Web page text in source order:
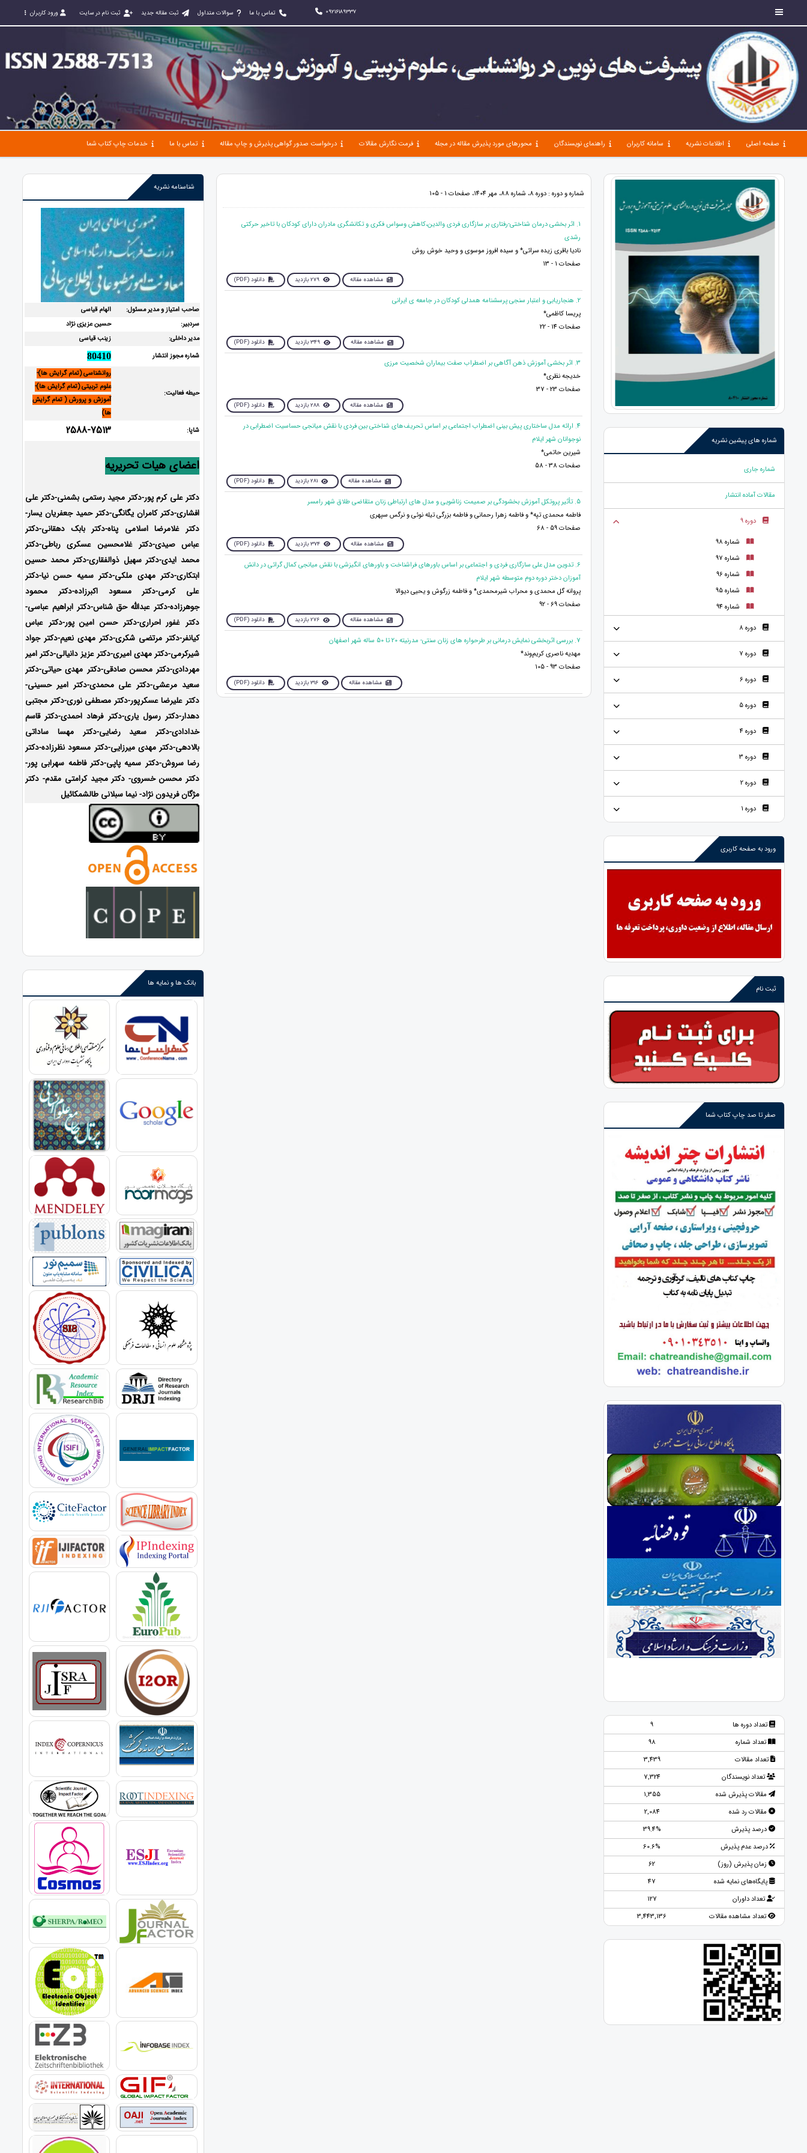
09216189337 تماس با ما سوالات متداول ثبت مقاله جدید ثبت نام در سایت ورود کاربران
صفحه اصلی اطلاعات نشریه سامانه کاربران راهنمای نویسندگان محورهای مورد پذیرش مقاله در مجله فرمت نگارش مقالات درخواست صدور گواهی پذیرش و چاپ مقاله تماس با ما خدمات چاپ کتاب شما
شماره های پیشین نشریه
شماره جاری
مقالات آماده انتشار
دوره 9
شماره 98
شماره 97
شماره 96
شماره 95
شماره 94
دوره 8
دوره 7
دوره 6
دوره 5
دوره 4
دوره 3
دوره 2
دوره 1
ورود به صفحه کاربری
ثبت نام
صفر تا صد چاپ کتاب شما
تعداد دوره ها
9
تعداد شماره
98
تعداد مقالات
3,439
تعداد نویسندگان
7,324
مقالات پذیرش شده
1,355
مقالات رد شده
2,084
درصد پذیرش
39.4%
درصد عدم پذیرش
60.6%
زمان پذیرش (روز)
62
پایگاه‌های نمایه شده
47
تعداد داوران
127
تعداد مشاهده مقالات
3,443,136
شماره و دوره : دوره 8، شماره 88، مهر 1404، صفحات 1 - 105
1. اثر بخشی درمان شناختی-رفتاری بر سازگاری فردی والدین،کاهش وسواس فکری و تکانشگری مادران دارای کودکان با تاخیر حرکتی
رشدی
نادیا باقری زیده سرائی* و سیده افروز موسوی و وحید خوش روش
صفحات 1 - 13
مشاهده مقاله 279 بازدید دانلود (PDF)
2. هنجاریابی و اعتبار سنجی پرسشنامه همدلی کودکان در جامعه ی ایرانی
پریسا کاظمی*
صفحات 14 - 22
مشاهده مقاله 349 بازدید دانلود (PDF)
3. اثر بخشی آموزش ذهن آگاهی بر اضطراب صفت بیماران شخصیت مرزی
خدیجه نظری*
صفحات 23 - 37
مشاهده مقاله 288 بازدید دانلود (PDF)
4. ارائه مدل ساختاری پیش بینی اضطراب اجتماعی بر اساس تحریف‌های شناختی بین فردی با نقش میانجی حساسیت اضطرابی در
نوجوانان شهر ایلام
شیرین حاتمی*
صفحات 38 - 58
مشاهده مقاله 281 بازدید دانلود (PDF)
5. تأثیر پروتکل آموزش بخشودگی بر صمیمت زناشویی و مدل های ارتباطی زنان متقاضی طلاق شهر رامسر
فاطمه محمدی تپه* و فاطمه زهرا رحمانی و فاطمه بزرگی تیله نوئی و نرگس سپهری
صفحات 59 - 68
مشاهده مقاله 374 بازدید دانلود (PDF)
6. تدوین مدل علی سازگاری فردی و اجتماعی بر اساس باورهای فراشناخت و باورهای انگیزشی با نقش میانجی کمال گرائی در دانش
آموزان دختر دوره دوم متوسطه شهر ایلام
پروانه گل محمدی و محراب شیرمحمدی* و فاطمه زرگوش و یحیی دیوالا
صفحات 69 - 92
مشاهده مقاله 276 بازدید دانلود (PDF)
7. بررسی اثربخشی نمایش درمانی بر طرحواره های زنان سنتی- مدرنیته 20 تا 50 ساله شهر اصفهان
مهدیه ناصری کریم‌وند*
صفحات 93 - 105
مشاهده مقاله 316 بازدید دانلود (PDF)
شناسنامه نشریه
صاحب امتیاز و مدیر مسئول:
الهام قیاسی
سردبیر:
حسین عزیزی نژاد
مدیر داخلی:
زینب قیاسی
شماره مجوز انتشار
80410
حیطه فعالیت:
روانشناسی (تمام گرایش ها)-
علوم تربیتی (تمام گرایش ها)-
آموزش و پرورش ( تمام گرایش
ها)
شاپا:
2588-7513
اعضای هیات تحریریه
دکتر علی کرم پور-دکتر مجید رستمی بشمنی-دکتر علی
افشاری-دکتر کامران یگانگی-دکتر حمید جعفریان یسار-
دکتر غلامرضا اسلامی پناه-دکتر بابک دهقانی-دکتر
عباس صیدی-دکتر غلامحسین عسکری رباطی-دکتر
محمد ایدی-دکتر سهیل ذوالفقاری-دکتر محمد حسین
ابتکاری-دکتر مهدی ملکی-دکتر سمیه حسن نیا-دکتر
علی کرمی-دکتر مسعود اکبرزاده-دکتر محمود
جوهرزاده-دکتر عبدالله حق شناس-دکتر ابراهیم عباسی-
دکتر غفور احراری-دکتر حسن امین پور-دکتر عباس
کیانفر-دکتر مرتضی شکری-دکتر مهدی نعیم-دکتر جواد
شیرکرمی-دکتر مهدی امیری-دکتر عزیز دانیالی-دکتر امیر
مهردادی-دکتر محسن صادقی-دکتر مهدی حیاتی-دکتر
سعید مرعشی-دکتر علی محمدی-دکتر امیر حسینی-
دکتر علیرضا عسکرپور-دکتر مصطفی نوری-دکتر مجتبی
دهدار-دکتر رسول یاری-دکتر فرهاد احمدی-دکتر قاسم
خدادادی-دکتر سعید رضایی-دکتر مهسا ساداتی
بالادهی-دکتر مهدی میرزایی-دکتر مسعود نظرزاده-دکتر
رضا سروش-دکتر سمیه پاپی-دکتر فاطمه سهرابی پور-
دکتر محسن خسروی- دکتر مجید کرامتی مقدم- دکتر
مژگان فریدون نژاد- نیما سبلانی طالشمکائیل
بانک ها و نمایه ها